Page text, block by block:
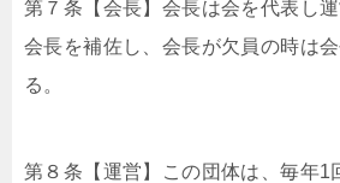
第７条【会長】会長は会を代表し
会長を補佐し、会長が欠員の時は
る。
第８条【運営】この団体は、毎年1